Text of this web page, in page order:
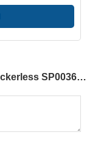
Hỏi, Đáp về MoYu Weilong GTS 3M stickerless SP003666